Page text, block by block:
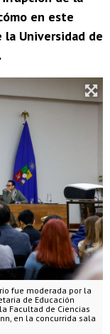
en este
la Universidad de
fue moderada por la
de Educación
Facultad de Ciencias
en la concurrida sala